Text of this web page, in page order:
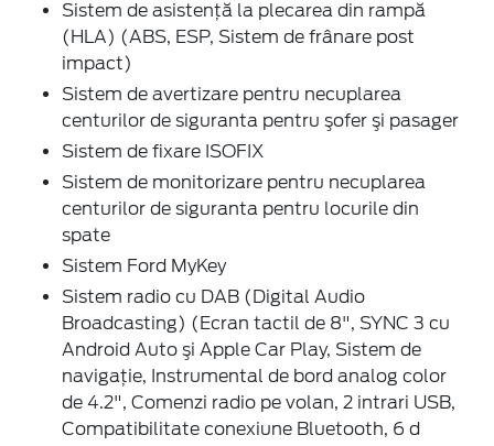
Sistem de asistenţă la plecarea din rampă
(HLA) (ABS, ESP, Sistem de frânare post
impact)
Sistem de avertizare pentru necuplarea
centurilor de siguranta pentru şofer şi pasager
Sistem de fixare ISOFIX
Sistem de monitorizare pentru necuplarea
centurilor de siguranta pentru locurile din
spate
Sistem Ford MyKey
Sistem radio cu DAB (Digital Audio
Broadcasting) (Ecran tactil de 8", SYNC 3 cu
Android Auto şi Apple Car Play, Sistem de
navigaţie, Instrumental de bord analog color
de 4.2", Comenzi radio pe volan, 2 intrari USB,
Compatibilitate conexiune Bluetooth, 6 d